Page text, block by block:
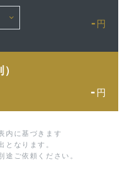
- 円
- 円
内に基づきます
となります。
途ご依頼ください。